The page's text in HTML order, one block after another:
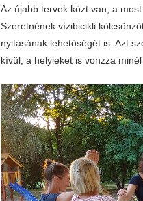
Az újabb tervek közt van, a
Szeretnének vízibicikli
nyitásának lehetőségét is. Azt
kívül, a helyieket is vonzza